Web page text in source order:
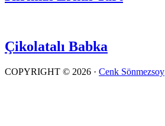
Çikolatalı Babka
COPYRIGHT © 2026 · Cenk Sönmezsoy